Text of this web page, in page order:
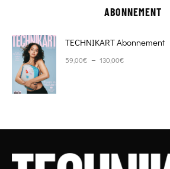
ABONNEMENT
TECHNIKART Abonnement
59,00€ – 130,00€